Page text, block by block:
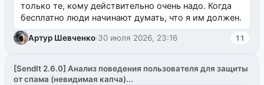
только те, кому действительно очень надо. Когда
бесплатно люди начинают думать, что я им должен.
Артур Шевченко·30 июля 2026, 23:16 11
[SendIt 2.6.0] Анализ поведения пользователя для защиты
от спама (невидимая капча)...